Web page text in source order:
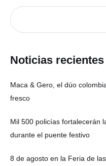
Noticias recientes
Maca & Gero, el dúo
fresco
Mil 500 policías fortalecerán
durante el puente festivo
8 de agosto en la Feria de